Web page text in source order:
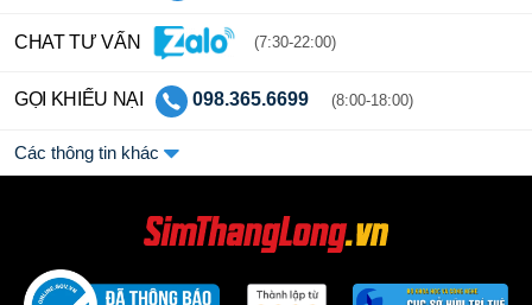
CHAT TƯ VẤN (7:30-22:00)
GỌI KHIẾU NẠI 098.365.6699 (8:00-18:00)
Các thông tin khác